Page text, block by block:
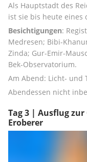
Als Hauptstadt des
ist sie bis heute eines
Besichtigungen:
Medresen; Bibi-
Zinda; Gur-Emir-
Bek-Observatorium.
Am Abend: Licht- und
Abendessen nicht
Tag 3 | Ausflug
Eroberer